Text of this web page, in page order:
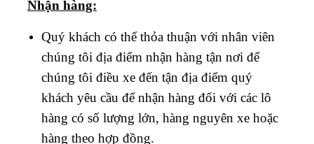
Nhận hàng:
Quý khách có thể thỏa thuận với nhân viên
chúng tôi địa điểm nhận hàng tận nơi để
chúng tôi điều xe đến tận địa điểm quý
khách yêu cầu để nhận hàng đối với các lô
hàng có số lượng lớn, hàng nguyên xe hoặc
hàng theo hợp đồng.